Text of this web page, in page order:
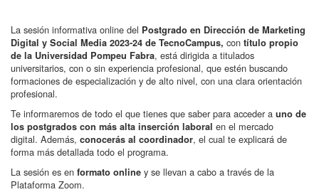
La sesión informativa online del Postgrado en Dirección de Marketing
Digital y Social Media 2023-24 de TecnoCampus, con título propio
de la Universidad Pompeu Fabra, está dirigida a titulados
universitarios, con o sin experiencia profesional, que estén buscando
formaciones de especialización y de alto nivel, con una clara orientación
profesional.
Te informaremos de todo el que tienes que saber para acceder a uno de
los postgrados con más alta inserción laboral en el mercado
digital. Además, conocerás al coordinador, el cual te explicará de
forma más detallada todo el programa.
La sesión es en formato online y se llevan a cabo a través de la
Plataforma Zoom.